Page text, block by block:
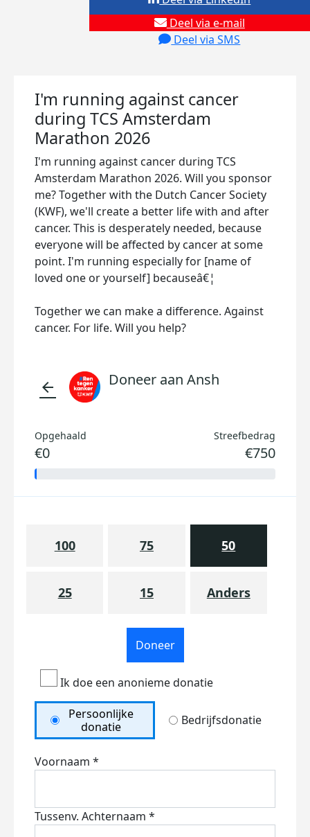
Deel via e-mail
Deel via SMS
I'm running against cancer
during TCS Amsterdam
Marathon 2026
I'm running against cancer during TCS
Amsterdam Marathon 2026. Will you sponsor
me? Together with the Dutch Cancer Society
(KWF), we'll create a better life with and after
cancer. This is desperately needed, because
everyone will be affected by cancer at some
point. I'm running especially for [name of
loved one or yourself] becauseâ€¦
Together we can make a difference. Against
cancer. For life. Will you help?
arrow_back Doneer aan Ansh
Opgehaald
€0
Streefbedrag
€750
100 75 50
25 15 Anders
Doneer
Ik doe een anonieme donatie
Persoonlijke
donatie
Bedrijfsdonatie
Voornaam *
Tussenv. Achternaam *